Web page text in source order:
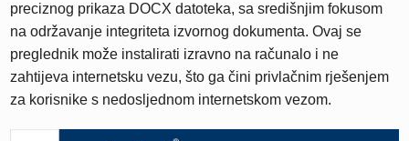
preciznog prikaza DOCX datoteka, sa središnjim fokusom
na održavanje integriteta izvornog dokumenta. Ovaj se
preglednik može instalirati izravno na računalo i ne
zahtijeva internetsku vezu, što ga čini privlačnim rješenjem
za korisnike s nedosljednom internetskom vezom.